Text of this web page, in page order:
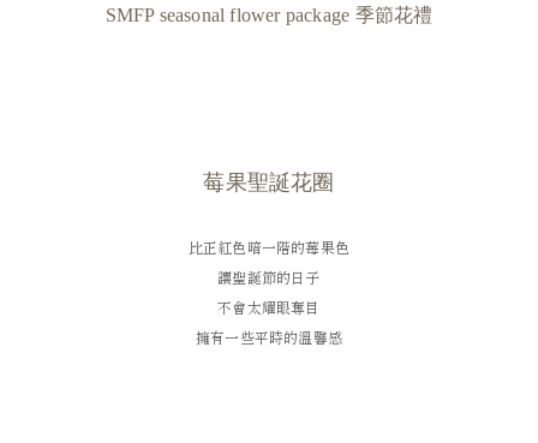
SMFP seasonal flower package 季節花禮
莓果聖誕花圈
比正紅色暗一階的莓果色
讓聖誕節的日子
不會太耀眼奪目
擁有一些平時的溫馨感